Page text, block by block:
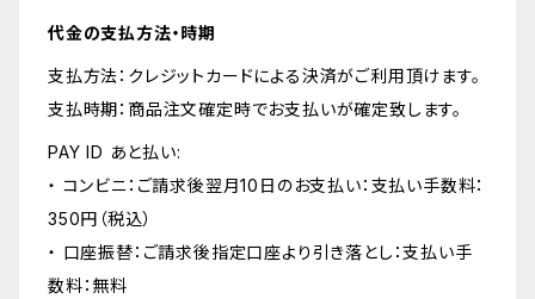
代金の支払方法・時期
支払方法：クレジットカードによる決済がご利用頂けます。
支払時期：商品注文確定時でお支払いが確定致します。
PAY ID あと払い:
・ コンビニ：ご請求後翌月10日のお支払い：支払い手数料：
350円（税込）
・ 口座振替：ご請求後指定口座より引き落とし：支払い手
数料：無料